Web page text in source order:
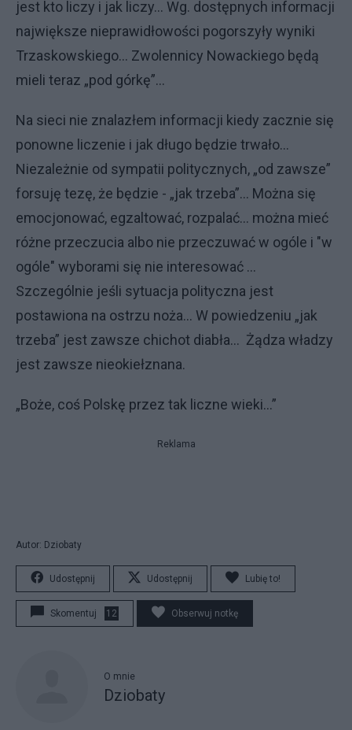
jest kto liczy i jak liczy... Wg. dostępnych informacji
największe nieprawidłowości pogorszyły wyniki
Trzaskowskiego... Zwolennicy Nowackiego będą
mieli teraz „pod górkę”...
Na sieci nie znalazłem informacji kiedy zacznie się
ponowne liczenie i jak długo będzie trwało...
Niezależnie od sympatii politycznych, „od zawsze”
forsuję tezę, że będzie - „jak trzeba”... Można się
emocjonować, egzaltować, rozpalać... można mieć
różne przeczucia albo nie przeczuwać w ogóle i "w
ogóle" wyborami się nie interesować ...
Szczególnie jeśli sytuacja polityczna jest
postawiona na ostrzu noża... W powiedzeniu „jak
trzeba” jest zawsze chichot diabła... Żądza władzy
jest zawsze nieokiełznana.
„Boże, coś Polskę przez tak liczne wieki...”
Reklama
Autor: Dziobaty
Udostępnij Udostępnij Lubię to!
Skomentuj 12 Obserwuj notkę
O mnie
Dziobaty